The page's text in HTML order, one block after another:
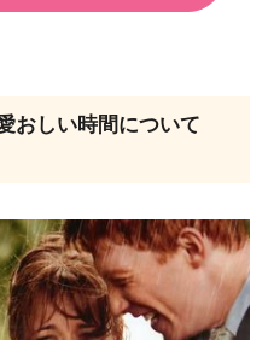
おしい時間について